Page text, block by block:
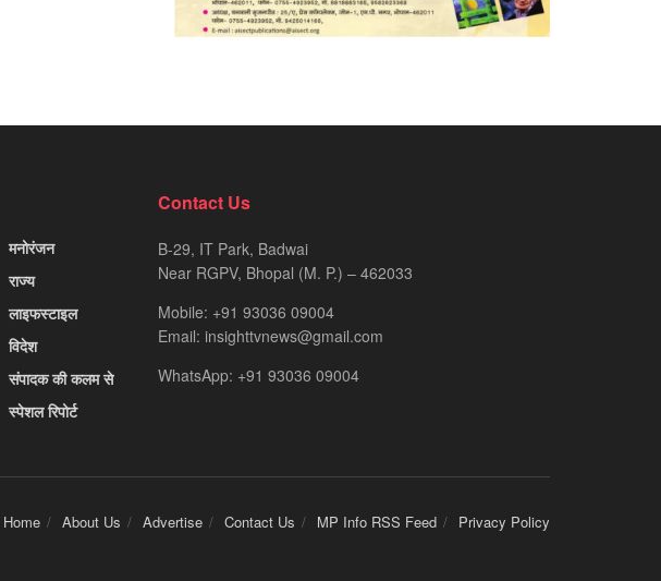
मनोरंजन
राज्य
लाइफस्टाइल
विदेश
संपादक की कलम से
स्पेशल रिपोर्ट
Contact Us
B-29, IT Park, Badwai
Near RGPV, Bhopal (M. P.) – 462033
Mobile: +91 93036 09004
Email: insighttvnews@gmail.com
WhatsApp: +91 93036 09004
Home About Us Advertise Contact Us MP Info RSS Feed Privacy Policy